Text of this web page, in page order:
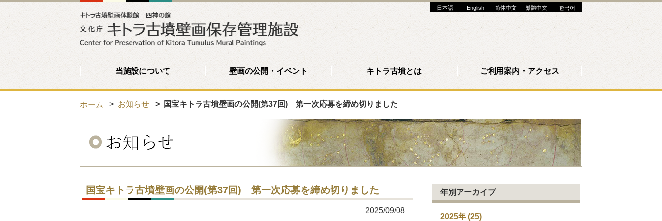
한국어
繁體中文
简体中文
English
日本語
当施設について 壁画の公開・イベント キトラ古墳とは ご利用案内・アクセス
ホーム お知らせ 国宝キトラ古墳壁画の公開(第37回) 第一次応募を締め切りました
国宝キトラ古墳壁画の公開(第37回) 第一次応募を締め切りました
2025/09/08
年別アーカイブ
2025年 (25)